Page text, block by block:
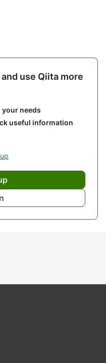
use Qiita more
your needs
useful information